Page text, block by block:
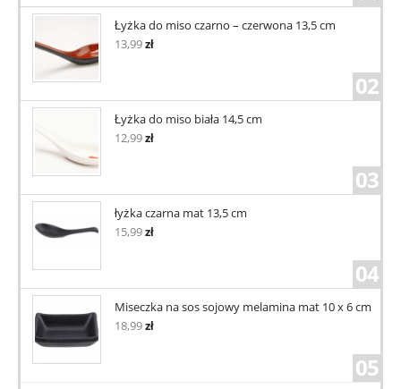
Łyżka do miso czarno – czerwona 13,5 cm
13,99zł
02
Łyżka do miso biała 14,5 cm
12,99zł
03
łyżka czarna mat 13,5 cm
15,99zł
04
Miseczka na sos sojowy melamina mat 10 x 6 cm
18,99zł
05